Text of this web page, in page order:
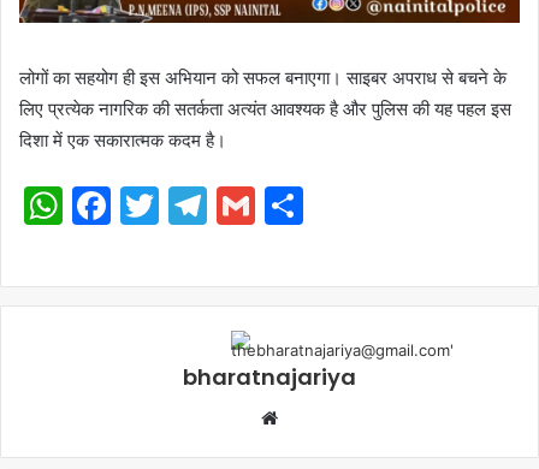
लोगों का सहयोग ही इस अभियान को सफल बनाएगा। साइबर अपराध से बचने के
लिए प्रत्येक नागरिक की सतर्कता अत्यंत आवश्यक है और पुलिस की यह पहल इस
दिशा में एक सकारात्मक कदम है।
WhatsApp
Facebook
Twitter
Telegram
Gmail
bharatnajariya